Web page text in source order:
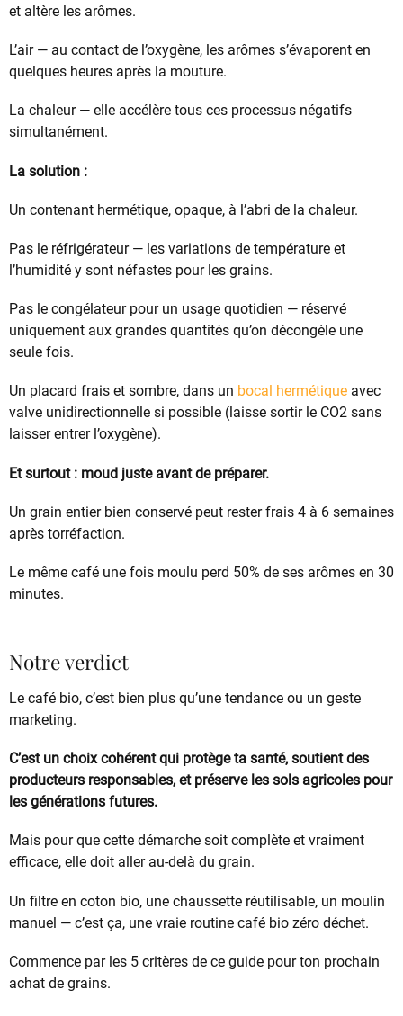
et altère les arômes.
L’air — au contact de l’oxygène, les arômes s’évaporent en
quelques heures après la mouture.
La chaleur — elle accélère tous ces processus négatifs
simultanément.
La solution :
Un contenant hermétique, opaque, à l’abri de la chaleur.
Pas le réfrigérateur — les variations de température et
l’humidité y sont néfastes pour les grains.
Pas le congélateur pour un usage quotidien — réservé
uniquement aux grandes quantités qu’on décongèle une
seule fois.
Un placard frais et sombre, dans un bocal hermétique avec
valve unidirectionnelle si possible (laisse sortir le CO2 sans
laisser entrer l’oxygène).
Et surtout : moud juste avant de préparer.
Un grain entier bien conservé peut rester frais 4 à 6 semaines
après torréfaction.
Le même café une fois moulu perd 50% de ses arômes en 30
minutes.
Notre verdict
Le café bio, c’est bien plus qu’une tendance ou un geste
marketing.
C’est un choix cohérent qui protège ta santé, soutient des
producteurs responsables, et préserve les sols agricoles pour
les générations futures.
Mais pour que cette démarche soit complète et vraiment
efficace, elle doit aller au-delà du grain.
Un filtre en coton bio, une chaussette réutilisable, un moulin
manuel — c’est ça, une vraie routine café bio zéro déchet.
Commence par les 5 critères de ce guide pour ton prochain
achat de grains.